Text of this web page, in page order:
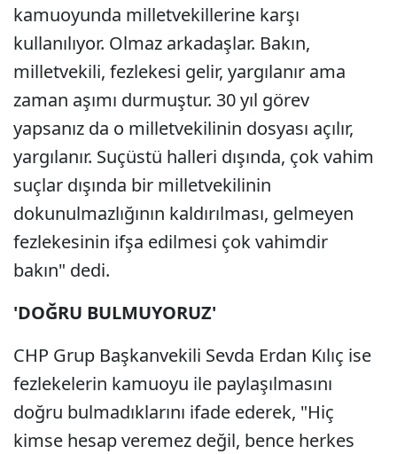
kamuoyunda milletvekillerine karşı
kullanılıyor. Olmaz arkadaşlar. Bakın,
milletvekili, fezlekesi gelir, yargılanır ama
zaman aşımı durmuştur. 30 yıl görev
yapsanız da o milletvekilinin dosyası açılır,
yargılanır. Suçüstü halleri dışında, çok vahim
suçlar dışında bir milletvekilinin
dokunulmazlığının kaldırılması, gelmeyen
fezlekesinin ifşa edilmesi çok vahimdir
bakın" dedi.
'DOĞRU BULMUYORUZ'
CHP Grup Başkanvekili Sevda Erdan Kılıç ise
fezlekelerin kamuoyu ile paylaşılmasını
doğru bulmadıklarını ifade ederek, "Hiç
kimse hesap veremez değil, bence herkes